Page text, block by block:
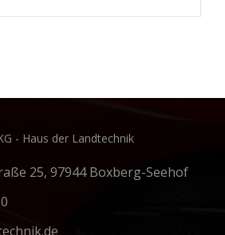
- Haus der Landtechnik
25, 97944 Boxberg-Seehof